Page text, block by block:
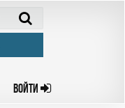
ВОЙТИ